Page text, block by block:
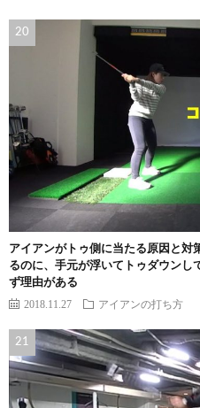
アイアンがトゥ側に当たる原因と対
るのに、手元が浮いてトゥダウンし
ず理由がある
2018.11.27 アイアンの打ち方